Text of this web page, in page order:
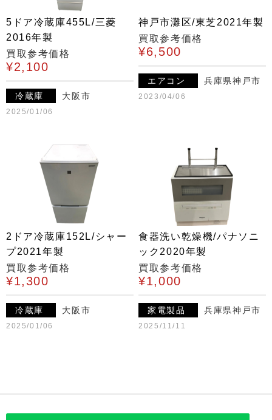
5ドア冷蔵庫455L/三菱
2016年製
買取参考価格
¥2,100
冷蔵庫 大阪市
2025/01/06
神戸市灘区/東芝2021年製
買取参考価格
¥6,500
エアコン 兵庫県神戸市
2023/04/06
2ドア冷蔵庫152L/シャー
プ2021年製
買取参考価格
¥1,300
冷蔵庫 大阪市
2025/01/06
食器洗い乾燥機/パナソニ
ック2020年製
買取参考価格
¥1,000
家電製品 兵庫県神戸市
2025/11/11